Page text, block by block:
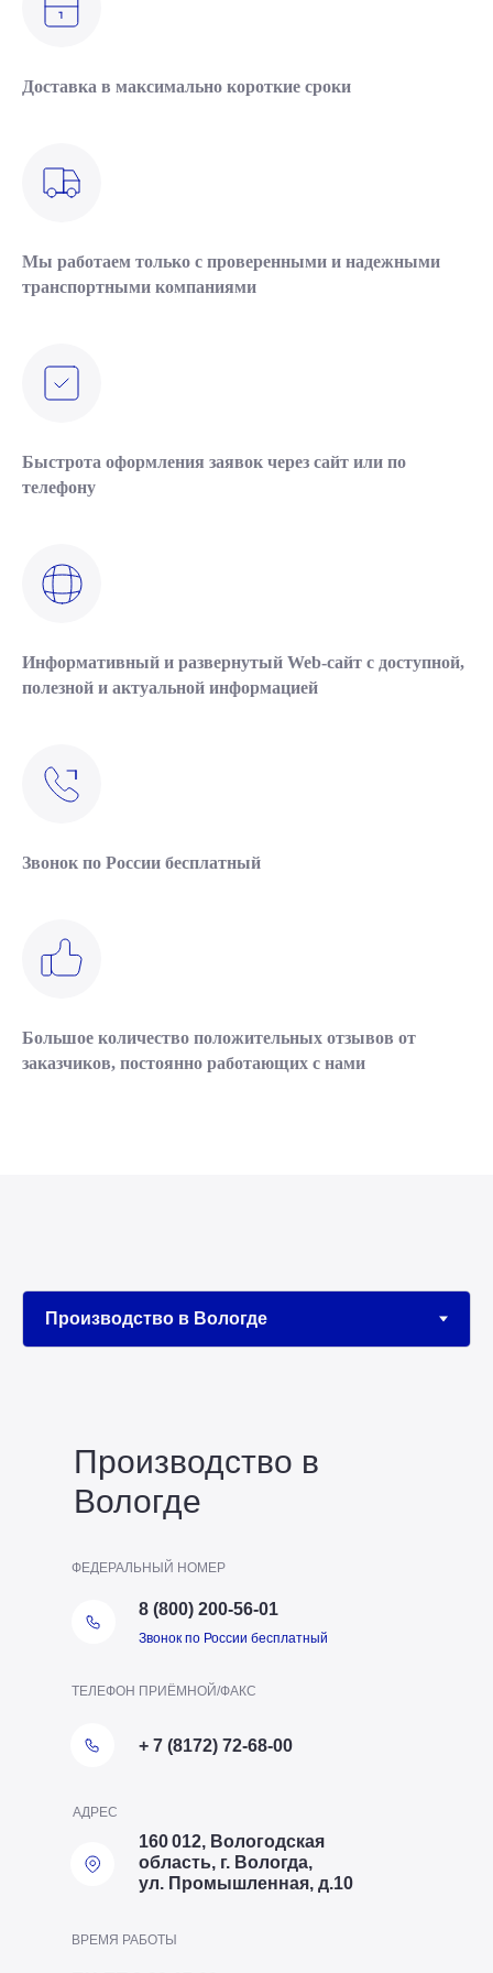
Доставка в максимально короткие сроки
Мы работаем только с проверенными и надежными
транспортными компаниями
Быстрота оформления заявок через сайт или по
телефону
Информативный и развернутый Web-сайт с доступной,
полезной и актуальной информацией
Звонок по России бесплатный
Большое количество положительных отзывов от
заказчиков, постоянно работающих с нами
Производство в
Вологде
ВРЕМЯ РАБОТЫ
+ 7 (8172) 72-68-00
ТЕЛЕФОН ПРИЁМНОЙ/ФАКС
160 012, Вологодская
область, г. Вологда,
ул. Промышленная, д.10
АДРЕС
ФЕДЕРАЛЬНЫЙ НОМЕР
8 (800) 200-56-01
Звонок по России бесплатный